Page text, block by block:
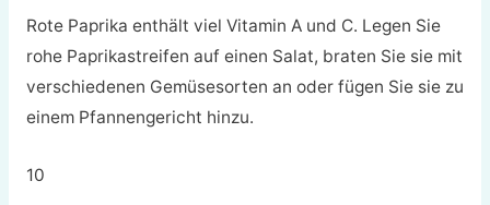
Rote Paprika enthält viel Vitamin A und C. Legen Sie
rohe Paprikastreifen auf einen Salat, braten Sie sie mit
verschiedenen Gemüsesorten an oder fügen Sie sie zu
einem Pfannengericht hinzu.
10